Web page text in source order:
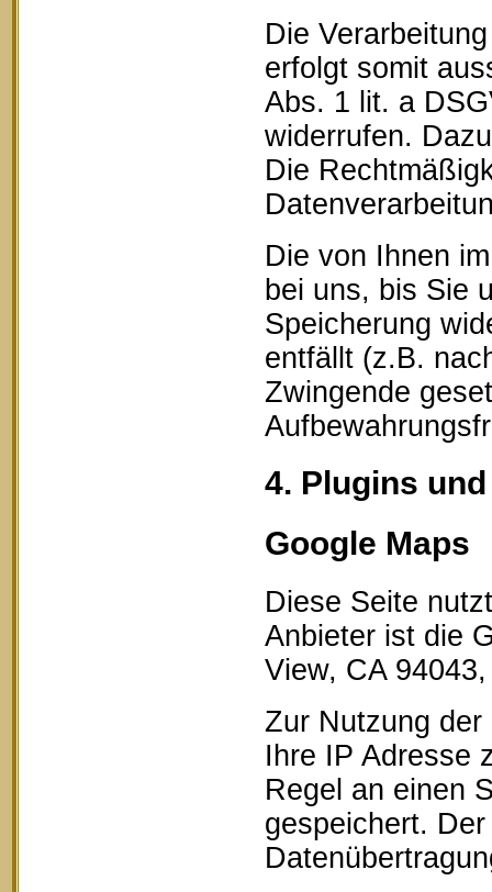
Die
erfolgt somit
Abs. 1 lit. a
widerrufen.
Die
Die von Ihnen
bei uns, bis Sie
Speicherung
entfällt (z.B.
Zwingende
4. Plugins
Google Maps
Diese Seite
Anbieter ist die
View, CA
Zur Nutzung
Ihre IP Adresse
Regel an einen
gespeichert.